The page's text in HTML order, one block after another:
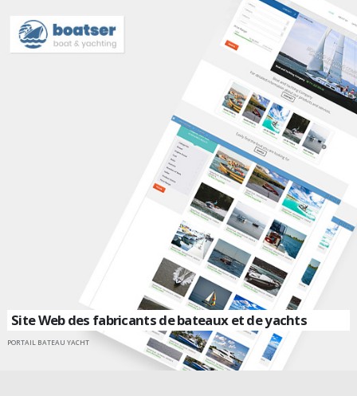
Site Web des fabricants de bateaux et de yachts
PORTAIL BATEAU YACHT